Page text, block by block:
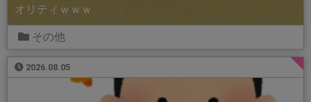
オリティｗｗｗ
その他
2026.08.05